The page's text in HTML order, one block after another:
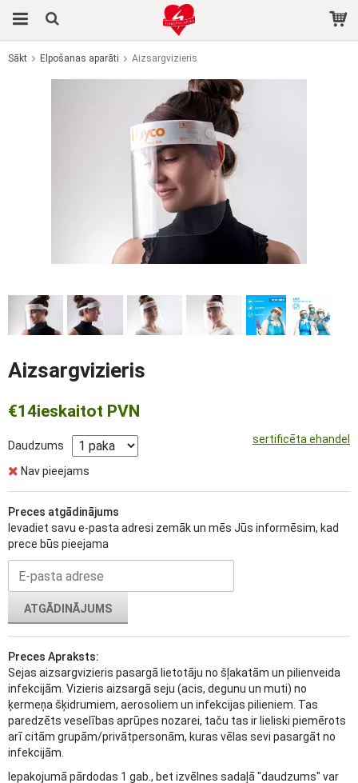
Sākt Elpošanas aparāti Aizsargvizieris
Aizsargvizieris
sertificēta ehandel
€14ieskaitot PVN
Daudzums
Nav pieejams
Preces atgādinājums
Ievadiet savu e-pasta adresi zemāk un mēs Jūs informēsim, kad
prece būs pieejama
ATGĀDINĀJUMS
Preces Apraksts:
Sejas aizsargvizieris pasargā lietotāju no šļakatām un pilienveida
infekcijām. Vizieris aizsargā seju (acis, degunu un muti) no
ķermeņa šķidrumiem, aerosoliem un infekcijas pilieniem. Tas
paredzēts veselības aprūpes nozarei, taču tas ir lieliski piemērots
arī citām grupām/privātpersonām, kuras vēlas sevi pasargāt no
infekcijām.
Iepakojumā pārdodas 1 gab., bet izvēlnes sadaļā "daudzums" var